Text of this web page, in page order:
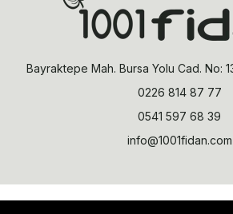
Bayraktepe Mah. Bursa Yolu Cad. No:
0226 814 87 77
0541 597 68 39
info@1001fidan.com